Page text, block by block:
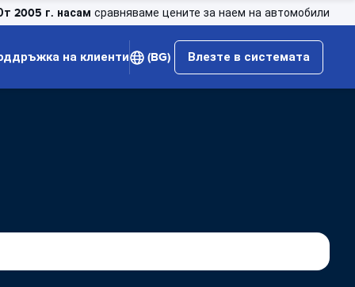
2005 г. насам сравняваме цените за наем на автомобили
на клиенти (BG) Влезте в системата